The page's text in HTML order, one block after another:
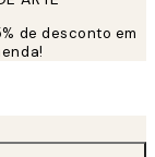
de desconto em